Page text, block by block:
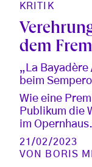
KRITIK
dem
„La
beim
Wie eine
Publikum die
im Opernhaus.
21/02/2023
VON
BORIS